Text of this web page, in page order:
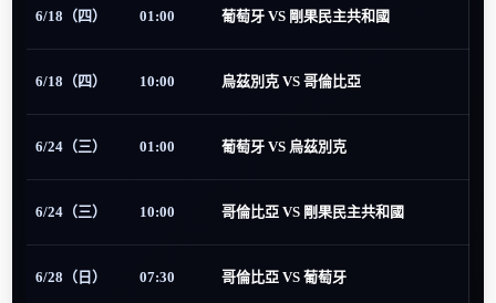
6/18（四） 01:00 葡萄牙 VS 剛果民主共和國
6/18（四） 10:00 烏茲別克 VS 哥倫比亞
6/24（三） 01:00 葡萄牙 VS 烏茲別克
6/24（三） 10:00 哥倫比亞 VS 剛果民主共和國
6/28（日） 07:30 哥倫比亞 VS 葡萄牙